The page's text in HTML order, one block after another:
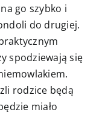
go szybko i
do drugiej.
spodziewają się
rodzice będą
miało